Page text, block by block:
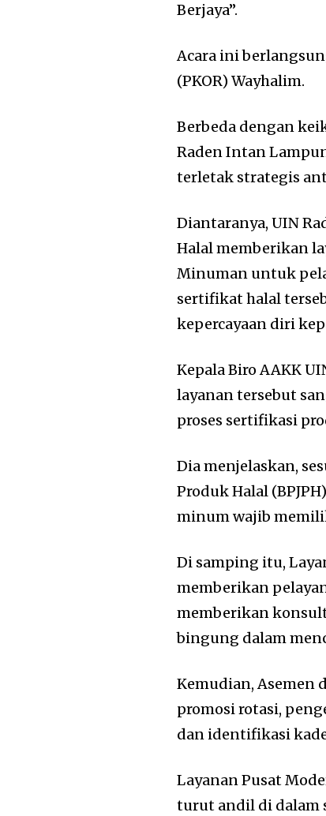
Berjaya”.
Acara ini
(PKOR) Wayhalim.
Berbeda dengan
Raden Intan
terletak strategis
Diantaranya, UIN
Halal memberikan
Minuman untuk
sertifikat halal
kepercayaan diri
Kepala Biro AAKK
layanan tersebut
proses sertifikasi
Dia menjelaskan,
Produk Halal
minum wajib
Di samping itu,
memberikan
memberikan
bingung dalam
Kemudian, Asemen
promosi rotasi,
dan identifikasi
Layanan Pusat
turut andil di dalam